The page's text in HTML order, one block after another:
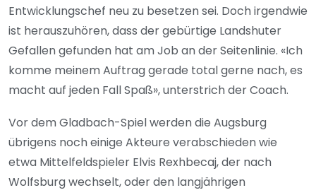
Entwicklungschef neu zu besetzen sei. Doch irgendwie
ist herauszuhören, dass der gebürtige Landshuter
Gefallen gefunden hat am Job an der Seitenlinie. «Ich
komme meinem Auftrag gerade total gerne nach, es
macht auf jeden Fall Spaß», unterstrich der Coach.
Vor dem Gladbach-Spiel werden die Augsburg
übrigens noch einige Akteure verabschieden wie
etwa Mittelfeldspieler Elvis Rexhbecaj, der nach
Wolfsburg wechselt, oder den langjährigen